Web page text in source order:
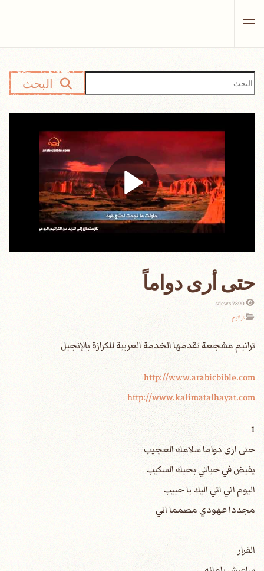
البحث
حتى أرى دواماً
7390 views
ترانيم
http://www.arabicbible.com
http://www.kalimatalhayat.com
1
حتى ارى دواما سلامك العجيب
يفيض في حياتي بحبك السكيب
اليوم اني اتي اليك يا حبيب
مجددا عهودي مصمما اني
القرار